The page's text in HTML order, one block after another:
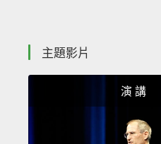
主題影片
演 講